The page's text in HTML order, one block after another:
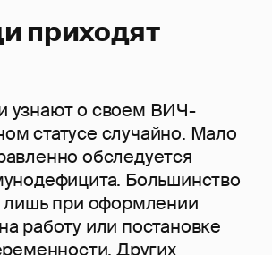
приходят
узнают о своем ВИЧ-
статусе случайно. Мало
обследуется
Большинство
лишь при оформлении
работу или постановке
Других